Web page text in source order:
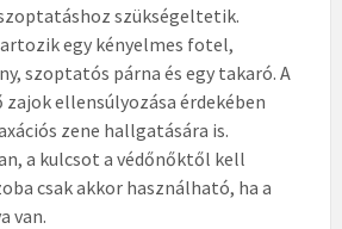
szükségeltetik.
egy kényelmes fotel,
szoptatós párna és egy takaró. A
ellensúlyozása érdekében
zene hallgatására is.
a kulcsot a védőnőktől kell
csak akkor használható, ha a
van.